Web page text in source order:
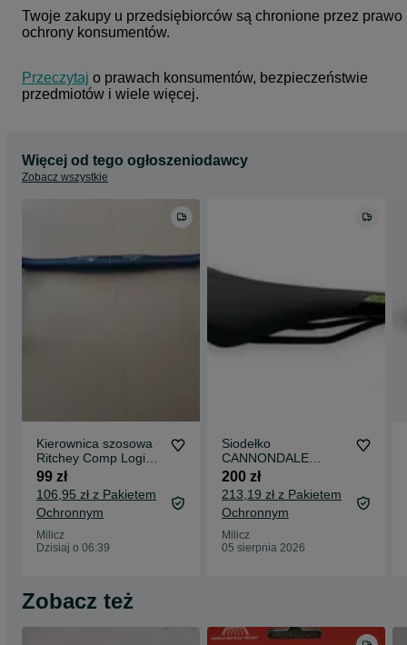
Twoje zakupy u przedsiębiorców są chronione przez prawo
ochrony konsumentów.
Przeczytaj o prawach konsumentów, bezpieczeństwie
przedmiotów i wiele więcej.
Więcej od tego ogłoszeniodawcy
Zobacz wszystkie
Kierownica szosowa
Ritchey Comp Logic
II, 44 cm/ nowa, FV
/012-135
99 zł
106,95 zł z Pakietem
Ochronnym
Milicz
Dzisiaj o 06:39
Siodełko
CANNONDALE
zielone logo i
Cannondale gripy
Dual Lock Waffle
200 zł
213,19 zł z Pakietem
Ochronnym
Milicz
05 sierpnia 2026
Zobacz też